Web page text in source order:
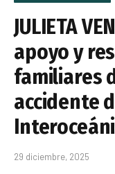
JULIETA
apoyo y
familiares
accidente
29 diciembre, 2025